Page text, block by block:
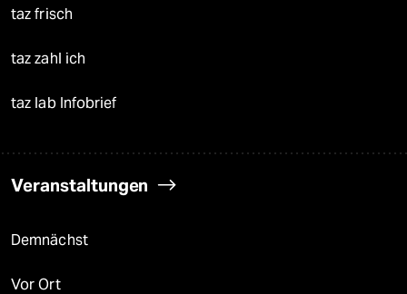
taz frisch
taz zahl ich
taz lab Infobrief
Veranstaltungen
Demnächst
Vor Ort